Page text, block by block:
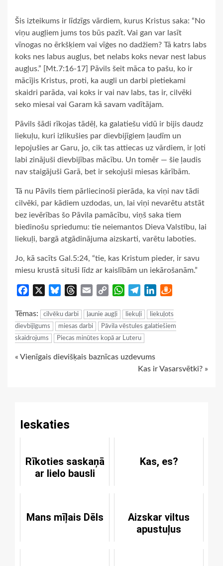
Šis izteikums ir līdzīgs vārdiem, kurus Kristus saka: “No
viņu augļiem jums tos būs pazīt. Vai gan var lasīt
vīnogas no ērkšķiem vai vīģes no dadžiem? Tā katrs labs
koks nes labus augļus, bet nelabs koks nevar nest labus
augļus.” [Mt.7:16-17] Pāvils šeit māca to pašu, ko ir
mācījis Kristus, proti, ka augli un darbi pietiekami
skaidri parāda, vai koks ir vai nav labs, tas ir, cilvēki
seko miesai vai Garam kā savam vadītājam.
Pāvils šādi rīkojas tādēļ, ka galatiešu vidū ir bijis daudz
liekuļu, kuri izlikušies par dievbijīgiem ļaudīm un
lepojušies ar Garu, jo, cik tas attiecas uz vārdiem, ir ļoti
labi zinājuši dievbijības mācību. Un tomēr — šie ļaudis
nav staigājuši Garā, bet ir sekojuši miesas kārībām.
Tā nu Pāvils tiem pārliecinoši pierāda, ka viņi nav tādi
cilvēki, par kādiem uzdodas, un, lai viņi nevarētu atstāt
bez ievērības šo Pāvila pamācību, viņš saka tiem
biedinošu spriedumu: tie neiemantos Dieva Valstību, lai
liekuļi, bargā atgādinājuma aizskarti, varētu laboties.
Jo, kā sacīts Gal.5:24, “tie, kas Kristum pieder, ir savu
miesu krustā situši līdz ar kaislībām un iekārošanām.”
Facebook BlueskyThreads
Email
Copy
WhatsApp
TelegramLinkedIn
Tēmas: cilvēku darbi ļaunie augļi liekuļi
liekuļots
dievbijīgums
miesas darbi
Pāvila vēstules galatiešiem
skaidrojums
Piecas minūtes kopā ar Luteru
Continue
« Vienīgais dievišķais baznīcas uzdevums
Kas ir Vasarsvētki? »
Ieskaties
Rīkoties saskaņā
ar lielo bausli
Kas, es?
Mans mīļais Dēls
Aizskar viltus
apustuļus